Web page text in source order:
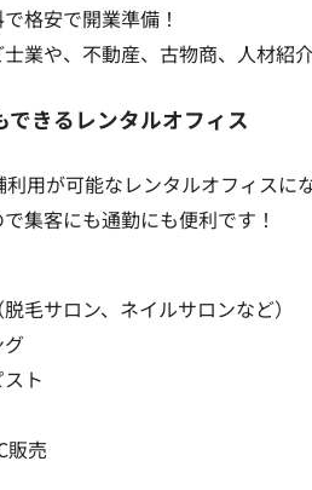
格安で開業準備！
士業や、不動産、古物商、人材紹
できるレンタルオフィス
利用が可能なレンタルオフィス
集客にも通勤にも便利です！
毛サロン、ネイルサロンなど）
グ
ト
販売